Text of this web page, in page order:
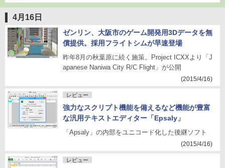
4月16日
ゼンリン、大阪市のゲーム開発用3Dデータを無
償提供。採用フライトシムが早速登場
昨年8月の秋葉原に続く施策。Project ICXXより「J
apanese Naniwa City R/C Flight」が公開
(2015/4/16)
レビュー
強力なスクリプト機能を備えるなど機能が豊富
な汎用テキストエディター「Epsaly」
「Apsaly」の内部をユニコード化した後継ソフト
(2015/4/16)
レビュー